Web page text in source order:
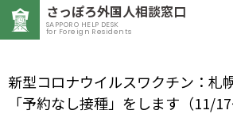
さっぽろ外国人相談窓口
SAPPORO HELP DESK
for Foreign Residents
新型コロナウイルスワクチン：札
「予約なし接種」をします（11/17